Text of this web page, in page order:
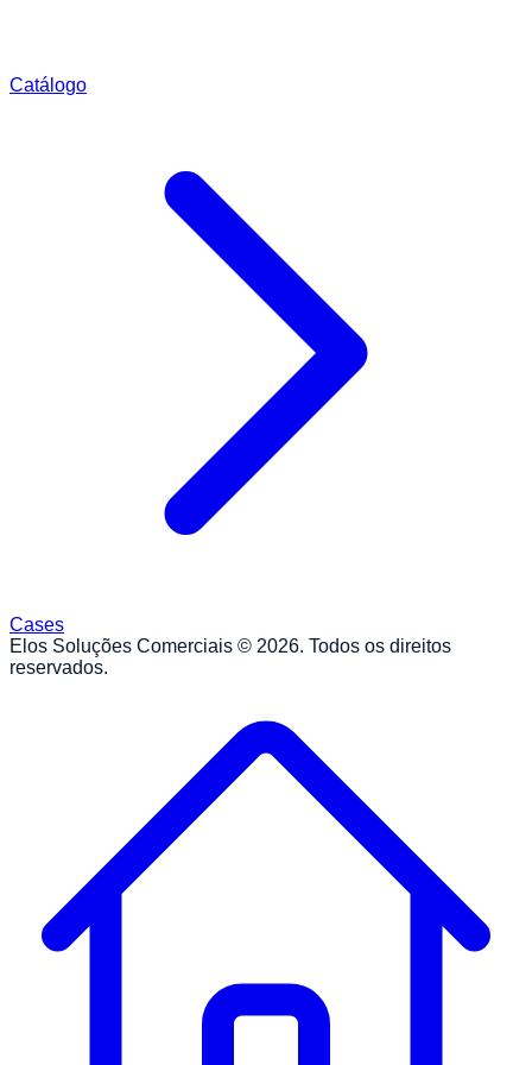
Catálogo
Cases
Elos Soluções Comerciais © 2026. Todos os direitos
reservados.